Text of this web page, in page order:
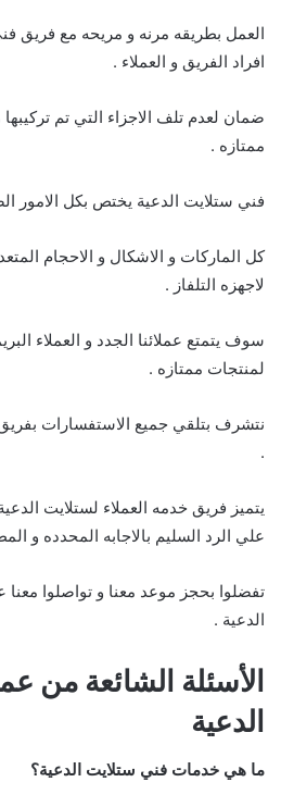
العمل بطريقه مرنه و مريحه مع فريق
افراد الفريق و العملاء .
ضمان لعدم تلف الاجزاء التي تم
ممتازه .
فني ستلايت الدعية يختص بكل الامور
كل الماركات و الاشكال و الاحجام
لاجهزه التلفاز .
سوف يتمتع عملائنا الجدد و العملاء
لمنتجات ممتازه .
نتشرف بتلقي جميع الاستفسارات
.
يتميز فريق خدمه العملاء لستلايت
علي الرد السليم بالاجابه المحدده و
تفضلوا بحجز موعد معنا و تواصلوا معنا
الدعية .
الأسئلة الشائعة من
الدعية
ما هي خدمات فني ستلايت الدعية؟